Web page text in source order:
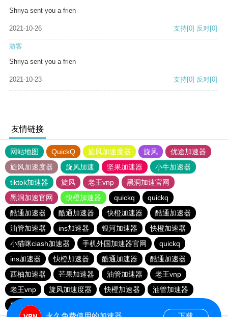
Shriya sent you a frien
2021-10-26 支持[0] 反对[0]
游客
Shriya sent you a frien
2021-10-23 支持[0] 反对[0]
友情链接
网站地图 QuickQ 旋风加速度器 旋风
优途加速器
旋风加速度器
旋风加速 坚果加速器
小牛加速器
tiktok加速器
旋风 老王vnp
黑洞加速官网
黑洞加速官网
快橙加速器 quickq
quickq
酷通加速器
酷通加速器 快橙加速器
酷通加速器
油管加速器
ins加速器 银河加速器
快橙加速器
小猫咪ciash加速器
手机外国加速器官网
quickq
ins加速器
快橙加速器 酷通加速器
酷通加速器
西柚加速器
芒果加速器 油管加速器
老王vnp
老王vnp
旋风加速度器 快橙加速器
油管加速器
西柚加速器